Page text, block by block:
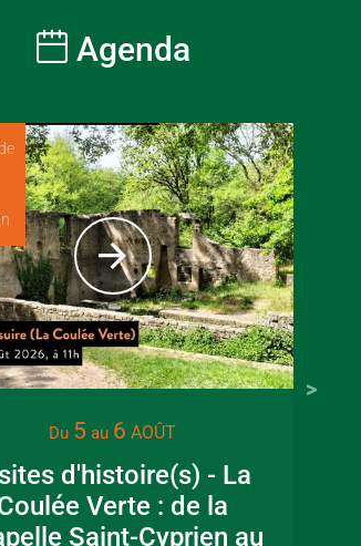
en
Fête de la
Agenda
Du 5 au 6 AOÛT
d'histoire(s) - La
Verte : de la
Saint-Cyprien au